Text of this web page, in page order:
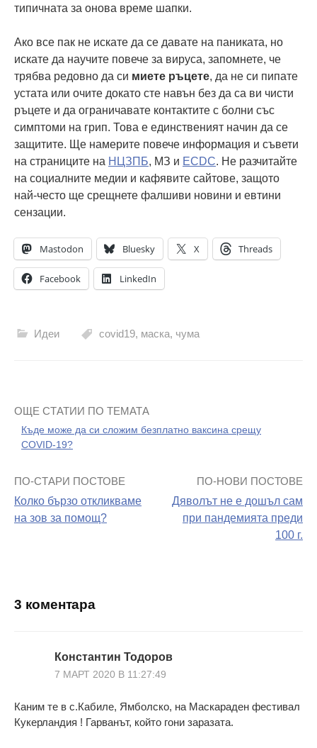
типичната за онова време шапки.
Ако все пак не искате да се давате на паниката, но
искате да научите повече за вируса, запомнете, че
трябва редовно да си миете ръцете, да не си пипате
устата или очите докато сте навън без да са ви чисти
ръцете и да ограничавате контактите с болни със
симптоми на грип. Това е единственият начин да се
защитите. Ще намерите повече информация и съвети
на страниците на НЦЗПБ, МЗ и ECDC. Не разчитайте
на социалните медии и кафявите сайтове, защото
най-често ще срещнете фалшиви новини и евтини
сензации.
Mastodon Bluesky X Threads
Facebook LinkedIn
Идеи covid19, маска, чума
ОЩЕ СТАТИИ ПО ТЕМАТА
Къде може да си сложим безплатно ваксина срещу
COVID-19?
Навигация
на
ПО-СТАРИ ПОСТОВЕ
Колко бързо откликваме
на зов за помощ?
ПО-НОВИ ПОСТОВЕ
Дяволът не е дошъл сам
при пандемията преди
100 г.
3 коментара
Константин Тодоров
7 МАРТ 2020 В 11:27:49
Каним те в с.Кабиле, Ямболско, на Маскараден фестивал
Кукерландия ! Гарванът, който гони заразата.